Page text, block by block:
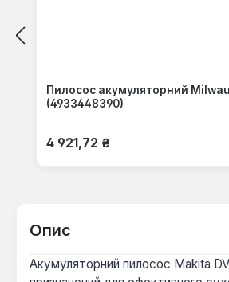
Пилосос акумуляторний
(4933448390)
Звичайна ціна:
4 921,72 ₴
Опис
Акумуляторний пилосос Makita